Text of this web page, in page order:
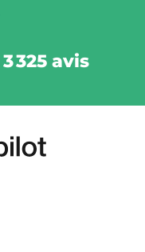
325 avis